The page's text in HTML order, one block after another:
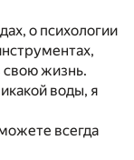
о психологии
свою жизнь.
воды, я
всегда